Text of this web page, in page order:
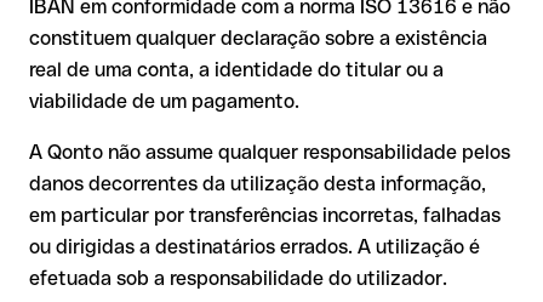
transpostos dígitos e a combinação resultante é formalmente
válida.
por escrito, especialmente em novas relações comerciais ou
com montantes elevados. A existência de uma conta só pode
ser verificada pelo próprio Sparkasse Anbach ou através de
uma transferência de teste.
A sua instituição pode iniciar um processo de reclamação a
seu pedido;
A devolução não está garantida, especialmente se o
destinatário já tiver utilizado o dinheiro
recuperação é consideravelmente mais complexa e implica
comissões adicionais.
Recomendação
: verifique cada IBAN antes de efetuar uma
transferência com o nosso IBAN Checker gratuito e, em caso
de dúvida, confirme-o diretamente com o destinatário. Esta
IBAN em conformidade com a norma ISO 13616 e não
constituem qualquer declaração sobre a existência
real de uma conta, a identidade do titular ou a
viabilidade de um pagamento.
A Qonto não assume qualquer responsabilidade pelos
danos decorrentes da utilização desta informação,
em particular por transferências incorretas, falhadas
ou dirigidas a destinatários errados. A utilização é
efetuada sob a responsabilidade do utilizador.